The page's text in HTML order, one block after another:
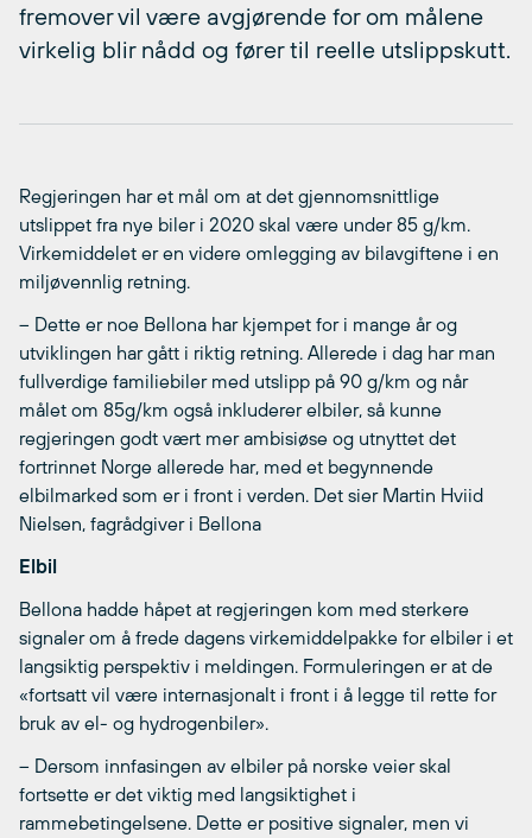
fremover vil være avgjørende for om målene
virkelig blir nådd og fører til reelle utslippskutt.
Regjeringen har et mål om at det gjennomsnittlige
utslippet fra nye biler i 2020 skal være under 85 g/km.
Virkemiddelet er en videre omlegging av bilavgiftene i en
miljøvennlig retning.
– Dette er noe Bellona har kjempet for i mange år og
utviklingen har gått i riktig retning. Allerede i dag har man
fullverdige familiebiler med utslipp på 90 g/km og når
målet om 85g/km også inkluderer elbiler, så kunne
regjeringen godt vært mer ambisiøse og utnyttet det
fortrinnet Norge allerede har, med et begynnende
elbilmarked som er i front i verden. Det sier Martin Hviid
Nielsen, fagrådgiver i Bellona
Elbil
Bellona hadde håpet at regjeringen kom med sterkere
signaler om å frede dagens virkemiddelpakke for elbiler i et
langsiktig perspektiv i meldingen. Formuleringen er at de
«fortsatt vil være internasjonalt i front i å legge til rette for
bruk av el- og hydrogenbiler».
– Dersom innfasingen av elbiler på norske veier skal
fortsette er det viktig med langsiktighet i
rammebetingelsene. Dette er positive signaler, men vi